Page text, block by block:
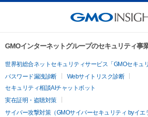
GMOインターネットグループのセキュリティ事
世界初総合ネットセキュリティサービス「GMOセキュ
パスワード漏洩診断
Webサイトリスク診断
セキュリティ相談AIチャットボット
実在証明・盗聴対策
サイバー攻撃対策（GMOサイバーセキュリティ byイエ